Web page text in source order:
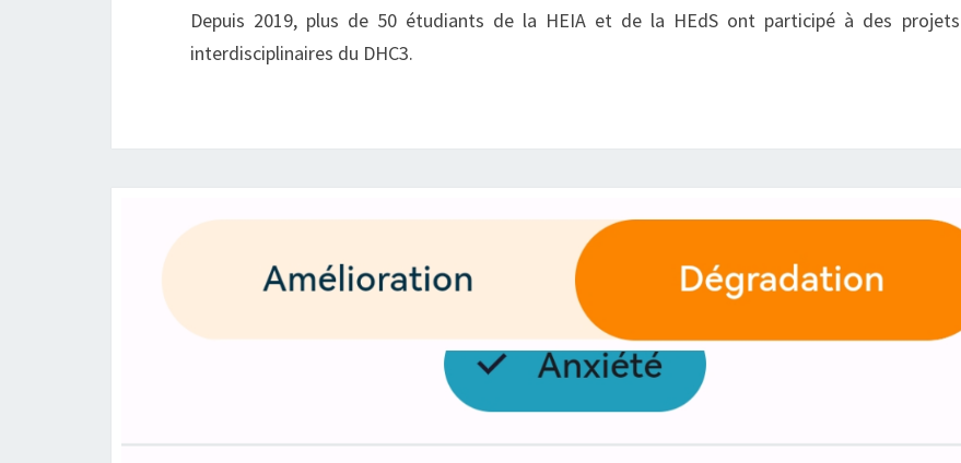
Depuis 2019, plus de 50 étudiants de la HEIA et de la HEdS ont participé à des projets
interdisciplinaires du DHC3.